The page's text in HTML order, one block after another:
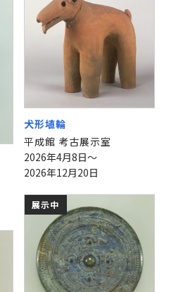
犬形埴輪
平成館 考古展示室
2026年4月8日～
2026年12月20日
展示中